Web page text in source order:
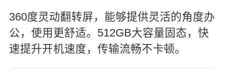
360度灵动翻转屏，能够提供灵活的角度办
公，使用更舒适。512GB大容量固态，快
速提升开机速度，传输流畅不卡顿。